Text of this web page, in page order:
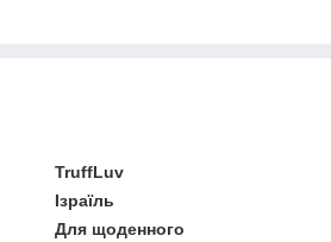
TruffLuv
Ізраїль
Для щоденного